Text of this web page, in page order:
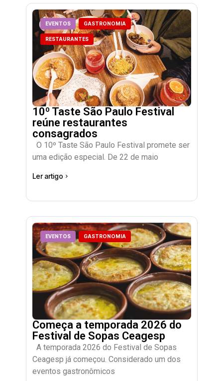
EVENTOS GASTRONOMIA
RESTAURANTES
10º Taste São Paulo Festival
reúne restaurantes
consagrados
O 10º Taste São Paulo Festival promete ser
uma edição especial. De 22 de maio
Ler artigo
EVENTOS GASTRONOMIA
Começa a temporada 2026 do
Festival de Sopas Ceagesp
A temporada 2026 do Festival de Sopas
Ceagesp já começou. Considerado um dos
eventos gastronômicos